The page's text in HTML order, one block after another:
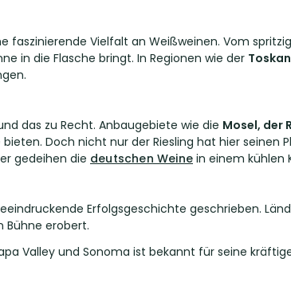
faszinierende Vielfalt an Weißweinen. Vom
in die Flasche bringt. In Regionen wie der
das zu Recht. Anbaugebiete wie die Mosel, der
Doch nicht nur der Riesling hat hier seinen
gedeihen die deutschen Weine in einem kühlen
Erfolgsgeschichte geschrieben.
Bühne erobert.
Valley und Sonoma ist bekannt für seine